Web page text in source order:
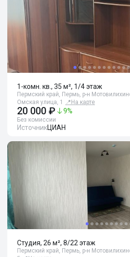
1-комн. кв., 35 м², 1/4 этаж
Пермский край, Пермь, р-н
Омская улица, 1
📍 На карте
20 000 ₽ 9%
Без комиссии
ИсточникЦИАН
Студия, 26 м², 8/22 этаж
Пермский край, Пермь, р-н